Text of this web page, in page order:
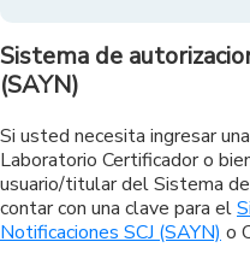
Sistema de
(SAYN)
Si usted necesita ingresar
Laboratorio Certificador o
usuario/titular del Sistema
contar con una clave para el
Notificaciones SCJ (SAYN) o